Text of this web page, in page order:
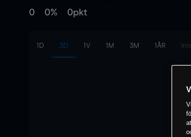
0 0% 0pkt
1D 3D 1V 1M 3M 1ÅR